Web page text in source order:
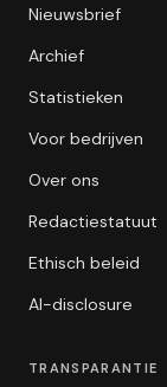
Nieuwsbrief
Archief
Statistieken
Voor bedrijven
Over ons
Redactiestatuut
Ethisch beleid
AI-disclosure
TRANSPARANTIE